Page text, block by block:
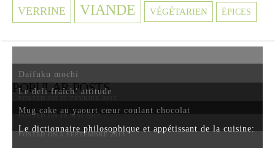
VERRINE VIANDE VÉGÉTARIEN ÉPICES
POPULAR POSTS
Daifuku mochi
Le defi fraîch’ attitude
POSTED ON 18 MAI 2012
Mug cake au yaourt cœur coulant chocolat
POSTED ON 5 SEPTEMBRE 2013
Le dictionnaire philosophique et appétissant de la cuisine: